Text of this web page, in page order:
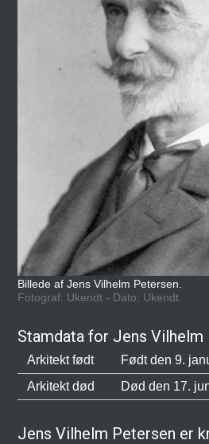
Billede af Jens Vilhelm Petersen.
Fotograf: Ukendt - Dato: Ukendt
Stamdata for Jens Vilhelm
Arkitekt født
Født den 9.
Arkitekt død
Død den 17.
Jens Vilhelm Petersen er